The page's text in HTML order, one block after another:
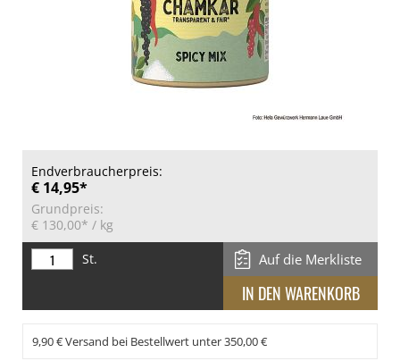
Endverbraucherpreis:
€ 14,95*
Grundpreis:
€ 130,00* / kg
St.
Auf die Merkliste
9,90 € Versand bei Bestellwert unter 350,00 €